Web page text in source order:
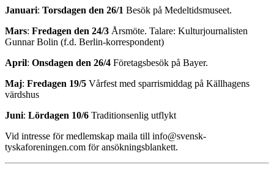
Januari: Torsdagen den 26/1 Besök på Medeltidsmuseet.
Mars: Fredagen den 24/3 Årsmöte. Talare: Kulturjournalisten
Gunnar Bolin (f.d. Berlin-korrespondent)
April: Onsdagen den 26/4 Företagsbesök på Bayer.
Maj: Fredagen 19/5 Vårfest med sparrismiddag på Källhagens
värdshus
Juni: Lördagen 10/6 Traditionsenlig utflykt
Vid intresse för medlemskap maila till info@svensk-
tyskaforeningen.com för ansökningsblankett.